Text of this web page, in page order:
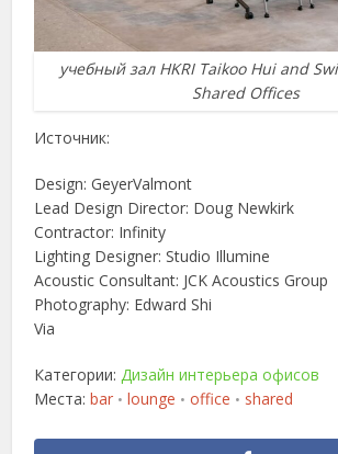
учебный зал HKRI Taikoo Hui and
Shared Offices
Источник:
Design: GeyerValmont
Lead Design Director: Doug Newkirk
Contractor: Infinity
Lighting Designer: Studio Illumine
Acoustic Consultant: JCK Acoustics Group
Photography: Edward Shi
Via
Категории: Дизайн интерьера офисов
Места:bar • lounge • office • shared